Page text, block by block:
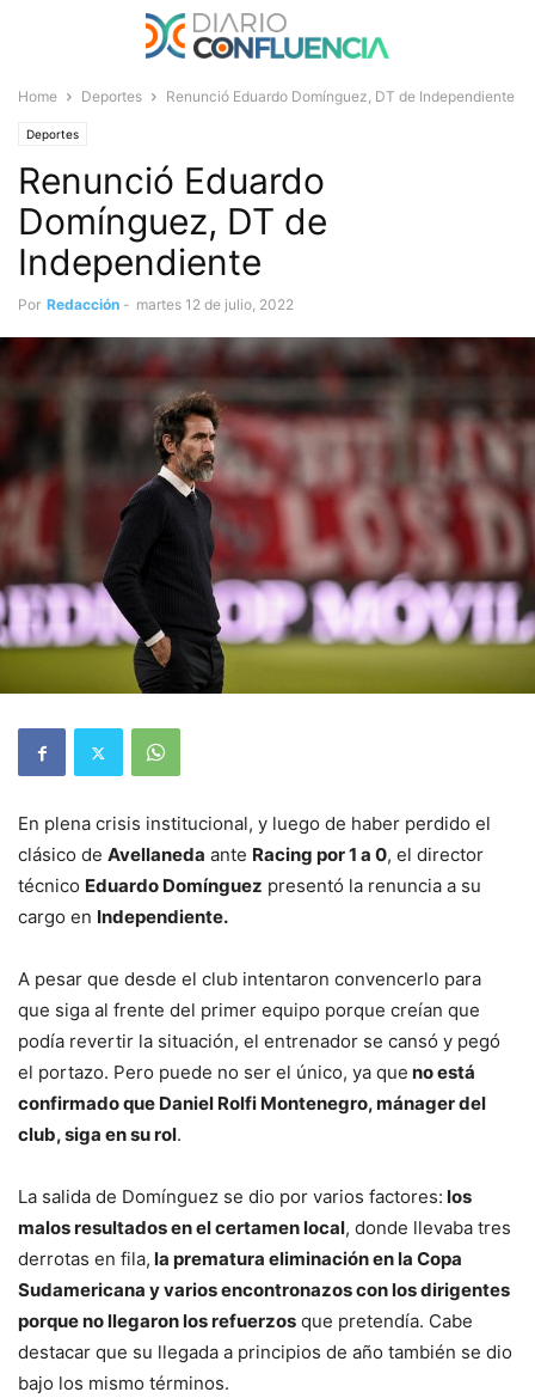
Home Deportes Renunció Eduardo Domínguez, DT de Independiente
Deportes
Renunció Eduardo
Domínguez, DT de
Independiente
Por Redacción - martes 12 de julio, 2022
En plena crisis institucional, y luego de haber perdido el
clásico de Avellaneda ante Racing por 1 a 0, el director
técnico Eduardo Domínguez presentó la renuncia a su
cargo en Independiente.
A pesar que desde el club intentaron convencerlo para
que siga al frente del primer equipo porque creían que
podía revertir la situación, el entrenador se cansó y pegó
el portazo. Pero puede no ser el único, ya que no está
confirmado que Daniel Rolfi Montenegro, mánager del
club, siga en su rol.
La salida de Domínguez se dio por varios factores: los
malos resultados en el certamen local, donde llevaba tres
derrotas en fila, la prematura eliminación en la Copa
Sudamericana y varios encontronazos con los dirigentes
porque no llegaron los refuerzos que pretendía. Cabe
destacar que su llegada a principios de año también se dio
bajo los mismo términos.